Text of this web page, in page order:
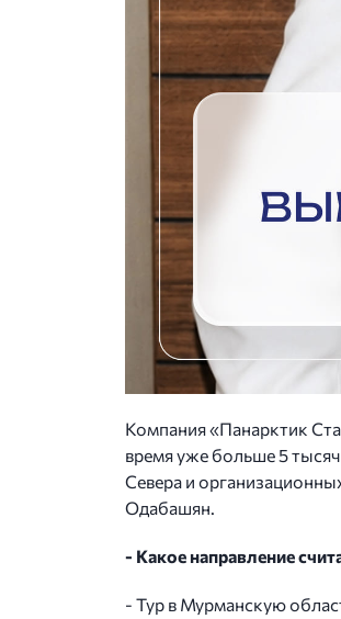
Компания «Панарктик
время уже больше 5
Севера и
Одабашян.
- Какое направление
- Тур в Мурманскую